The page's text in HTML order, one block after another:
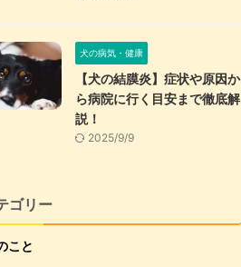
犬の病気・健康
【犬の結膜炎】症状や原因か
ら病院に行く目安まで徹底解
説！
2025/9/9
ゴリー
こと